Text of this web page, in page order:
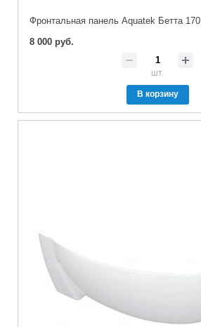
Фронтальная панель Aquatek Бетта 170
8 000 руб.
шт.
В корзину